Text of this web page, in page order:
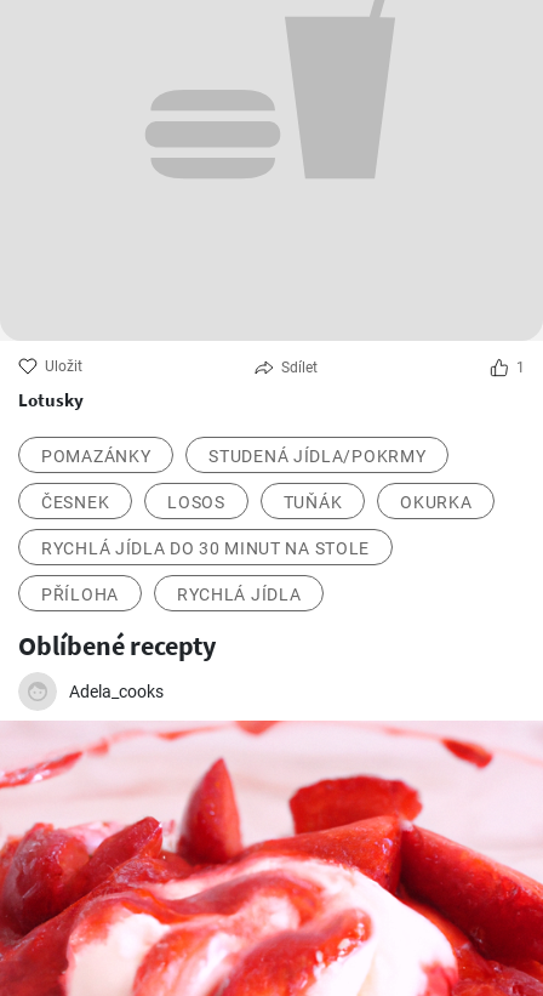
Uložit Sdílet 1
Lotusky
POMAZÁNKY STUDENÁ JÍDLA/POKRMY
ČESNEK LOSOS TUŇÁK OKURKA
RYCHLÁ JÍDLA DO 30 MINUT NA STOLE
PŘÍLOHA RYCHLÁ JÍDLA
Oblíbené recepty
Adela_cooks